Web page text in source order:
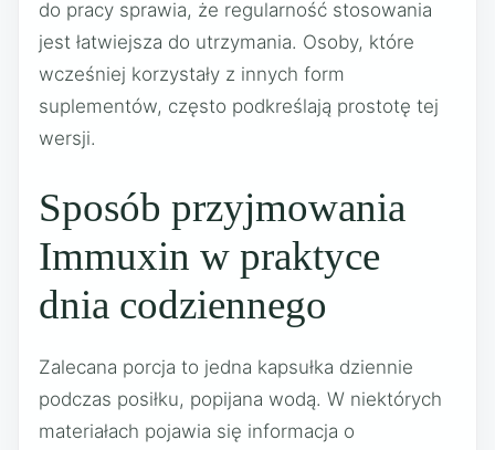
do pracy sprawia, że regularność stosowania
jest łatwiejsza do utrzymania. Osoby, które
wcześniej korzystały z innych form
suplementów, często podkreślają prostotę tej
wersji.
Sposób przyjmowania
Immuxin w praktyce
dnia codziennego
Zalecana porcja to jedna kapsułka dziennie
podczas posiłku, popijana wodą. W niektórych
materiałach pojawia się informacja o